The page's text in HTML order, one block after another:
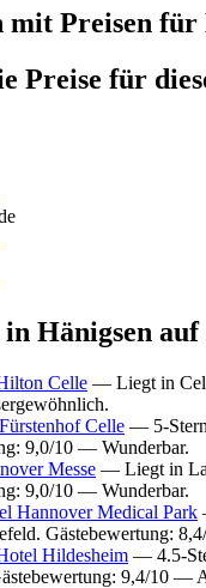
mit Preisen
Preise für
in Hänigsen
Celle — Liegt in
Celle — 5-
9,0/10 — Wunderbar.
Messe — Liegt in
9,0/10 — Wunderbar.
Hannover Medical Park
Gästebewertung:
Hildesheim — 4.5-
9,4/10 —